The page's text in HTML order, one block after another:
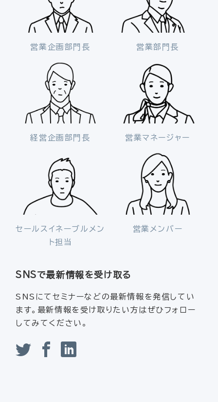
営業企画部門長 営業部門長
経営企画部門長 営業マネージャー
セールスイネーブルメン
ト担当
営業メンバー
SNSで最新情報を受け取る
SNSにてセミナーなどの最新情報を発信してい
ます。最新情報を受け取りたい方はぜひフォロー
してみてください。